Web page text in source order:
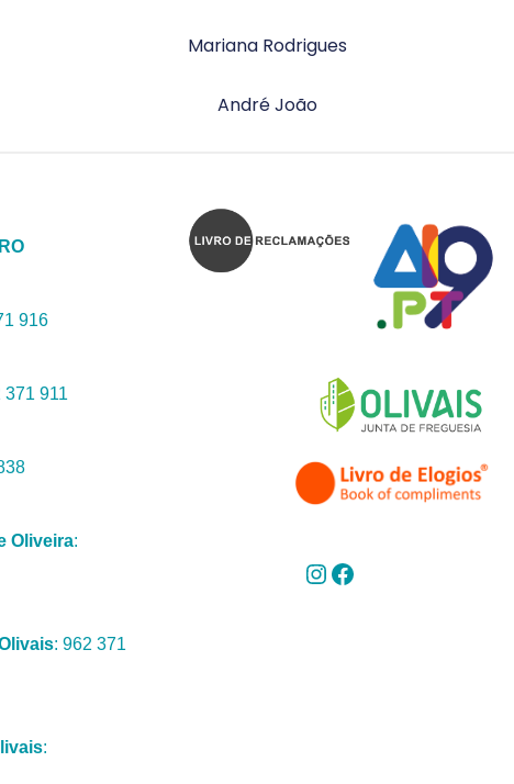
Mariana Rodrigues
André João
916
371 911
Oliveira:
: 962 371
: